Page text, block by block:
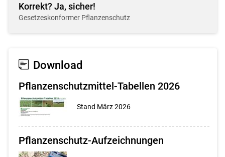
Korrekt? Ja, sicher!
Gesetzeskonformer Pflanzenschutz
Download
Pflanzenschutzmittel-Tabellen 2026
Stand März 2026
Pflanzenschutz-Aufzeichnungen